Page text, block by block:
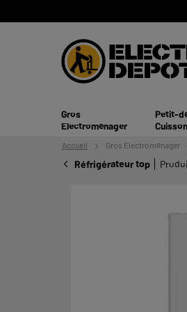
Gros
Electroménager
Petit-
Cuisson
Accueil Gros Electroménager
Réfrigérateur top